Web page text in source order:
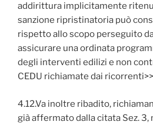
addirittura implicitamente
sanzione ripristinatoria può
rispetto allo scopo perseguito
assicurare una ordinata
degli interventi edilizi e non
CEDU richiamate dai
4.12.Va inoltre ribadito,
già affermato dalla citata Sez. 3,